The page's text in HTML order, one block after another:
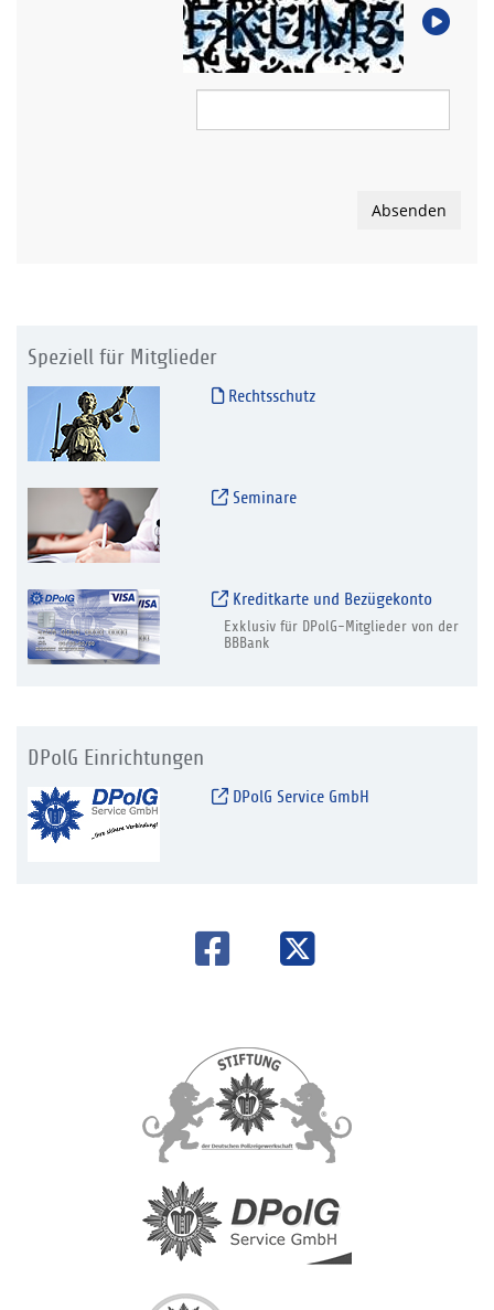
Absenden
Speziell für Mitglieder
Rechtsschutz
Seminare
Kreditkarte und Bezügekonto
Exklusiv für DPolG-Mitglieder von der
BBBank
DPolG Einrichtungen
DPolG Service GmbH